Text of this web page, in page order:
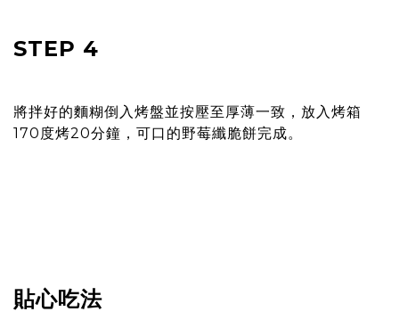
STEP 4
將拌好的麵糊倒入烤盤並按壓至厚薄一致，放入烤箱
170度烤20分鐘，可口的野莓纖脆餅完成。
貼心吃法